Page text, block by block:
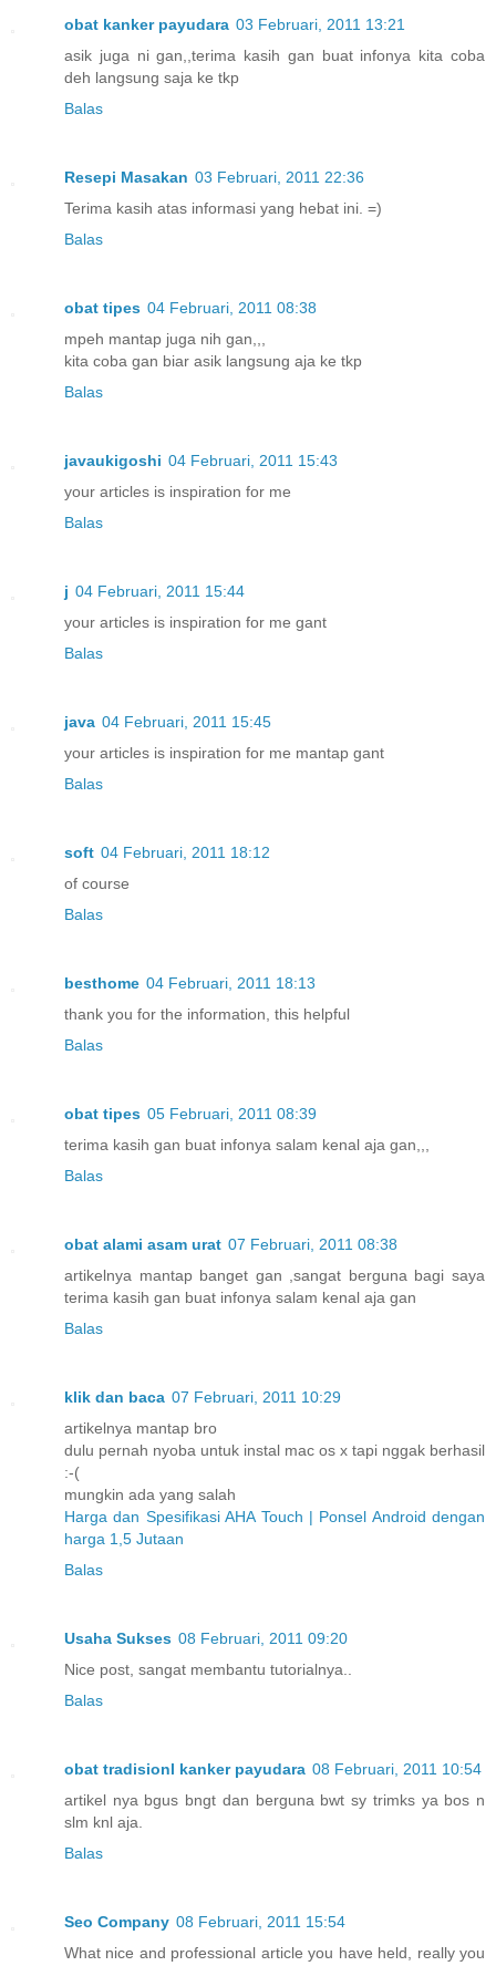
obat kanker payudara 03 Februari, 2011 13:21
asik juga ni gan,,terima kasih gan buat infonya kita coba
deh langsung saja ke tkp
Balas
Resepi Masakan 03 Februari, 2011 22:36
Terima kasih atas informasi yang hebat ini. =)
Balas
obat tipes 04 Februari, 2011 08:38
mpeh mantap juga nih gan,,,
kita coba gan biar asik langsung aja ke tkp
Balas
javaukigoshi 04 Februari, 2011 15:43
your articles is inspiration for me
Balas
j 04 Februari, 2011 15:44
your articles is inspiration for me gant
Balas
java 04 Februari, 2011 15:45
your articles is inspiration for me mantap gant
Balas
soft 04 Februari, 2011 18:12
of course
Balas
besthome 04 Februari, 2011 18:13
thank you for the information, this helpful
Balas
obat tipes 05 Februari, 2011 08:39
terima kasih gan buat infonya salam kenal aja gan,,,
Balas
obat alami asam urat 07 Februari, 2011 08:38
artikelnya mantap banget gan ,sangat berguna bagi saya
terima kasih gan buat infonya salam kenal aja gan
Balas
klik dan baca 07 Februari, 2011 10:29
artikelnya mantap bro
dulu pernah nyoba untuk instal mac os x tapi nggak berhasil
:-(
mungkin ada yang salah
Harga dan Spesifikasi AHA Touch | Ponsel Android dengan
harga 1,5 Jutaan
Balas
Usaha Sukses 08 Februari, 2011 09:20
Nice post, sangat membantu tutorialnya..
Balas
obat tradisionl kanker payudara 08 Februari, 2011 10:54
artikel nya bgus bngt dan berguna bwt sy trimks ya bos n
slm knl aja.
Balas
Seo Company 08 Februari, 2011 15:54
What nice and professional article you have held, really you